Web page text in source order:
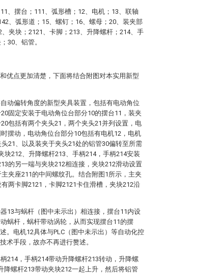
、摆台；111、弧形槽；12、电机；13、联轴
、弧形道；15、螺钉；16、螺母；20、装夹部
夹块；2121、卡脚；213、升降螺杆；214、手
30、铝管。
优点更加清楚，下面将结合附图对本实用新型
动偏转角度的新型夹具装置，包括有电动角位
固定安装于电动角位台部分10的摆台11，装夹
包括有两个夹头21，两个夹头21并列设置，电
摆动，电动角位台部分10包括有电机12，电机
21、以及装夹于夹头21处的铝管30偏转至所需
块212、升降螺杆213、手柄214，手柄214安装
的另一端与夹块212相连接，夹块212滑动设置
夹座211的中间螺纹孔。结合附图1所示，主夹
两卡脚2121，卡脚2121卡住滑槽，夹块212沿
13与蜗杆（图中未示出）相连接，摆台11内设
蜗杆，蜗杆带动涡轮，从而实现摆台11的摆
。电机12具体与PLC（图中未示出）等自动化控
术手段，故亦不再进行赘述。
214，手柄214带动升降螺杆213转动，升降螺
降螺杆213带动夹块212一起上升，然后将铝管